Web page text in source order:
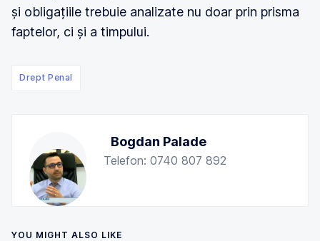
și obligațiile trebuie analizate nu doar prin prisma
faptelor, ci și a timpului.
Drept Penal
Bogdan Palade
Telefon: 0740 807 892
YOU MIGHT ALSO LIKE